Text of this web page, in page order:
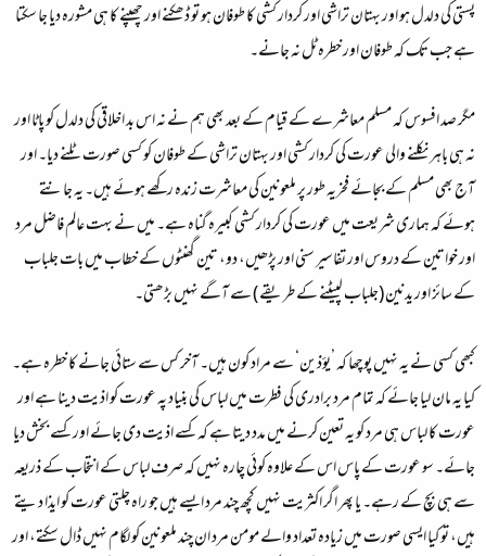
پستی کی دلدل ہو اور بہتان تراشی اور کردار کشی کا طوفان ہو تو ڈھکنے اور چھپنے کا ہی مشورہ دیا جا سکتا
ہے جب تک کہ طوفان اور خطرہ ٹل نہ جانے۔
مگر صد افسوس کہ مسلم معاشرے کے قیام کے بعد بھی ہم نے نہ اس بد اخلاقی کی دلدل کو پاٹا اور
نہ ہی باہر نکلنے والی عورت کی کردار کشی اور بہتان تراشی کے طوفان کو کسی صورت ٹلنے دیا۔ اور
آج بھی مسلم کے بجائے فخریہ طور پر ملعونین کی معاشرت زندہ رکھے ہوئے ہیں۔ یہ جانتے
ہوئے کہ ہماری شریعت میں عورت کی کردار کشی کبیرہ گناہ ہے۔ میں نے بہت عالم فاضل مرد
اور خواتین کے دروس اور تفاسیر سنی اور پڑھیں، دو، تین گھنٹوں کے خطاب میں بات جلباب
کے سائز اور یدنین (جلباب لپیٹنے کے طریقے ) سے آگے نہیں بڑھتی۔
کبھی کسی نے یہ نہیں پوچھا کہ ’یؤذین‘ سے مراد کون ہیں۔ آخر کس سے ستائی جانے کا خطرہ ہے۔
کیا یہ مان لیا جائے کہ تمام مرد برادری کی فطرت میں لباس کی بنیاد پہ عورت کو اذیت دینا ہے اور
عورت کا لباس ہی مرد کو یہ تعین کرنے میں مدد دیتا ہے کہ کسے اذیت دی جائے اور کسے بخش دیا
جائے۔ سو عورت کے پاس اس کے علاوہ کوئی چارہ نہیں کہ صرف لباس کے انتخاب کے ذریعہ
سے ہی بچ کے رہے۔ یا پھر اگر اکثریت نہیں کچھ چند مرد ایسے ہیں جو راہ چلتی عورت کو ایذا دیتے
ہیں، تو کیا ایسی صورت میں زیادہ تعداد والے مومن مرد ان چند ملعونین کو لگام نہیں ڈال سکتے، اور